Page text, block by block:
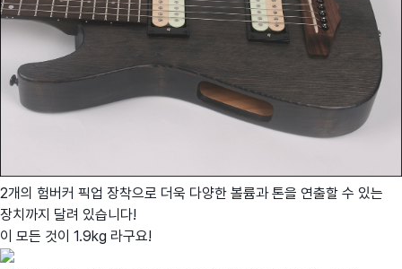
2개의 험버커 픽업 장착으로 더욱 다양한 볼륨과 톤을 연출할 수 있는
장치까지 달려 있습니다!
이 모든 것이 1.9kg 라구요!